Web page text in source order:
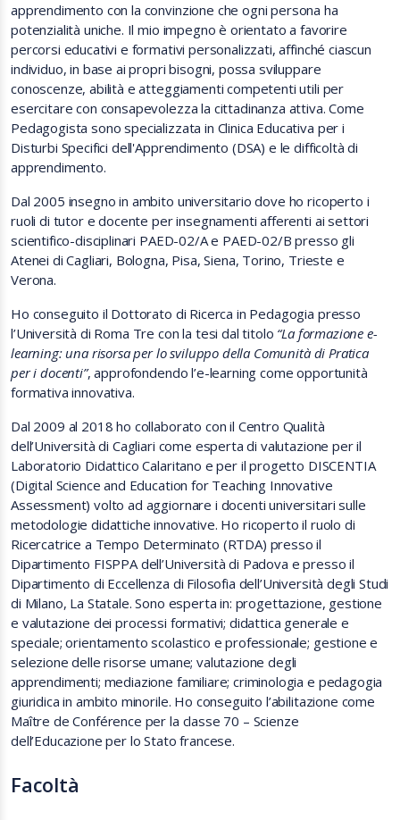
apprendimento con la convinzione che ogni persona ha
potenzialità uniche. Il mio impegno è orientato a favorire
percorsi educativi e formativi personalizzati, affinché ciascun
individuo, in base ai propri bisogni, possa sviluppare
conoscenze, abilità e atteggiamenti competenti utili per
esercitare con consapevolezza la cittadinanza attiva.Come
Pedagogista sono specializzata in Clinica Educativa per i
Disturbi Specifici dell'Apprendimento (DSA) e le difficoltà di
apprendimento.
Dal 2005 insegno in ambito universitario dove ho ricoperto i
ruoli di tutor e docente per insegnamenti afferenti ai settori
scientifico-disciplinari PAED-02/A e PAED-02/B presso gli
Atenei di Cagliari, Bologna, Pisa, Siena, Torino, Trieste e
Verona.
Ho conseguito il Dottorato di Ricerca in Pedagogia presso
l’Università di Roma Tre con la tesi dal titolo “La formazione e-
learning: una risorsa per lo sviluppo della Comunità di Pratica
per i docenti”, approfondendo l’e-learning come opportunità
formativa innovativa.
Dal 2009 al 2018 ho collaborato con il Centro Qualità
dell’Università di Cagliari come esperta di valutazione per il
Laboratorio Didattico Calaritano e per il progetto DISCENTIA
(Digital Science and Education for Teaching Innovative
Assessment) volto ad aggiornare i docenti universitari sulle
metodologie didattiche innovative. Ho ricoperto il ruolo di
Ricercatrice a Tempo Determinato (RTDA) presso il
Dipartimento FISPPA dell’Università di Padova e presso il
Dipartimento di Eccellenza di Filosofia dell’Università degli Studi
di Milano, La Statale. Sono esperta in: progettazione, gestione
e valutazione dei processi formativi; didattica generale e
speciale; orientamento scolastico e professionale; gestione e
selezione delle risorse umane; valutazione degli
apprendimenti; mediazione familiare; criminologia e pedagogia
giuridica in ambito minorile. Ho conseguito l’abilitazione come
Maître de Conférence per la classe 70 – Scienze
dell’Educazione per lo Stato francese.
Facoltà